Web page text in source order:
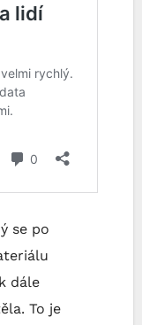
se po
dále
To je